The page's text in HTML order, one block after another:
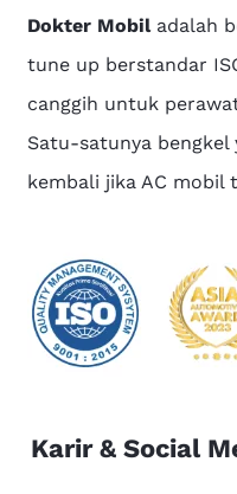
Dokter Mobiladalah
tune up berstandar
canggih untuk
Satu-satunya bengkel
kembali jika AC mobil
Karir & Social